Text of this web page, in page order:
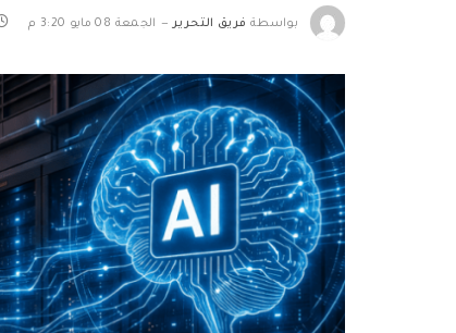
بواسطة فريق التحرير الجمعة 08 مايو 3:20 م